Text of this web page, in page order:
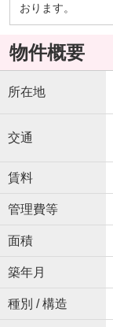
おります。
物件概要
所在地
交通
賃料
管理費等
面積
築年月
種別 / 構造